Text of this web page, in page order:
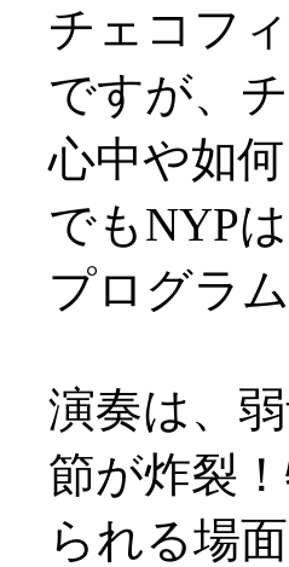
チェコフ
ですが、
心中や如
でもNYP
プログラ
演奏は、
節が炸裂
られる場